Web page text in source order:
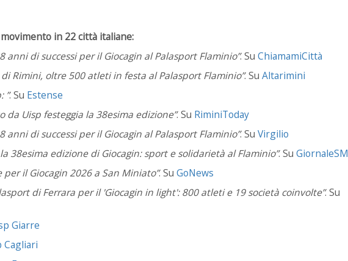
in 22 città italiane:
anni di successi per il Giocagin al Palasport Flaminio”. Su ChiamamiCittà
di Rimini, oltre 500 atleti in festa al Palasport Flaminio”.Su Altarimini
”. Su Estense
da Uisp festeggia la 38esima edizione”. Su RiminiToday
anni di successi per il Giocagin al Palasport Flaminio”. Su Virgilio
38esima edizione di Giocagin: sport e solidarietà al Flaminio”.Su GiornaleSM
per il Giocagin 2026 a San Miniato”. Su GoNews
di Ferrara per il 'Giocagin in light': 800 atleti e 19 società coinvolte”.Su
Giarre
Cagliari